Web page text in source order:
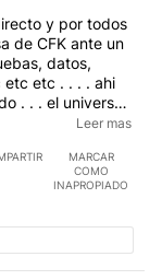
y por todos
de CFK ante un
datos,
etc etc . . . . ahi
KIRCHNER
Leer mas
MARCAR
COMO
INAPROPIADO